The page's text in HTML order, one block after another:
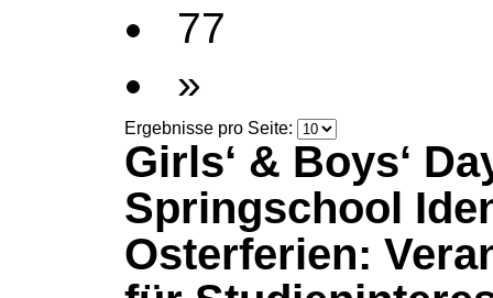
77
»
Ergebnisse pro Seite:
Girls‘ & Boys‘
Springschool
Osterferien: